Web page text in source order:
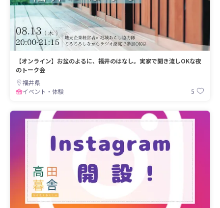
【オンライン】お盆のよるに、福井のはなし。実家で聞き流しOKな夜
のトーク会
福井県
イベント・体験
5